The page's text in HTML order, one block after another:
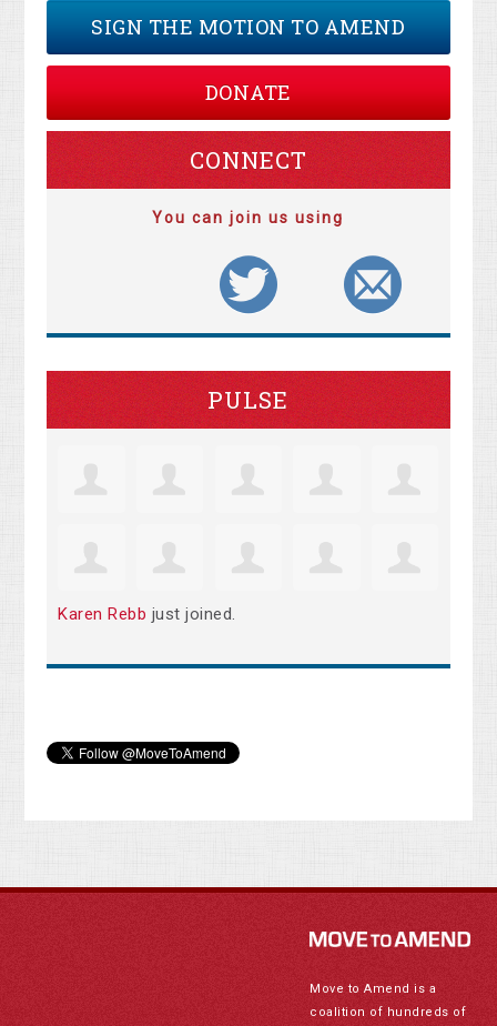
SIGN THE MOTION TO AMEND
DONATE
CONNECT
You can join us using
PULSE
Karen Rebb just joined.
Move to Amend is a
coalition of hundreds of